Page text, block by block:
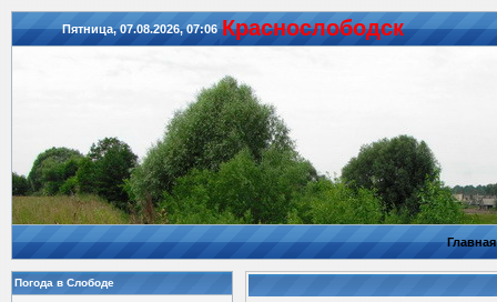
Пятница, 07.08.2026, 07:06 Красноcлободск
Главная
Погода в Слободе